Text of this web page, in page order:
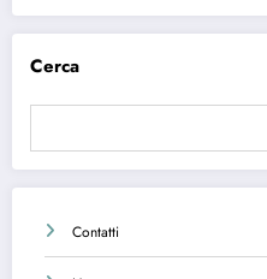
Cerca
Contatti